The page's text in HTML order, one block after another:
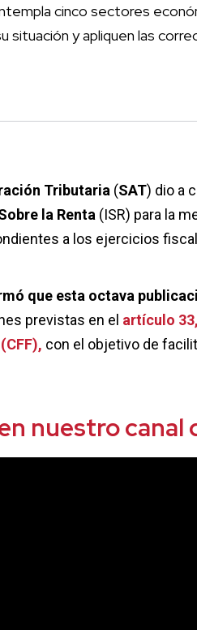
cinco sectores
situación y apliquen las
Tributaria (SAT) dio a
la Renta (ISR) para la
a los ejercicios
que esta octava
previstas en el artículo
con el objetivo de
nuestro